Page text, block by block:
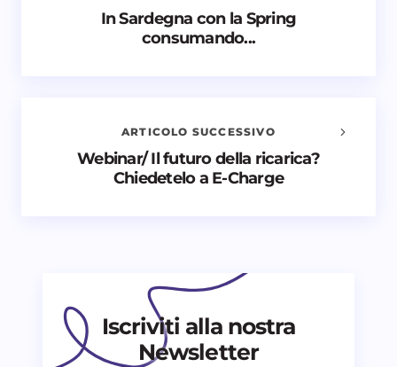
Avvisami quando vengono aggiunti nuovi
In Sardegna con la Spring
consumando...
ARTICOLO SUCCESSIVO
Webinar/ Il futuro della ricarica?
Chiedetelo a E-Charge
Iscriviti alla nostra
Newsletter